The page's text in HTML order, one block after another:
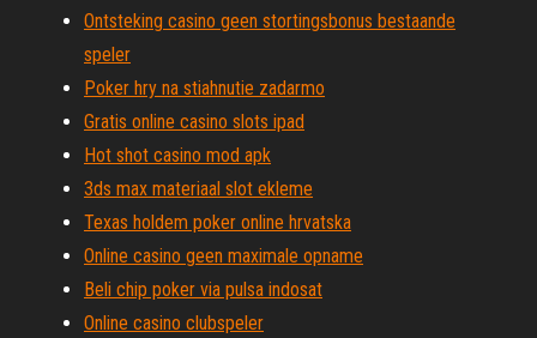
Ontsteking casino geen stortingsbonus bestaande
speler
Poker hry na stiahnutie zadarmo
Gratis online casino slots ipad
Hot shot casino mod apk
3ds max materiaal slot ekleme
Texas holdem poker online hrvatska
Online casino geen maximale opname
Beli chip poker via pulsa indosat
Online casino clubspeler